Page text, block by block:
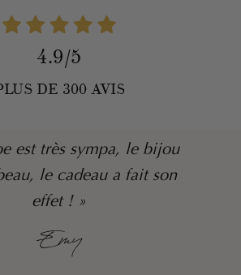
4.9/5
DE 300 AVIS
est très sympa, le bijou
le cadeau a fait son
effet ! »
Emy